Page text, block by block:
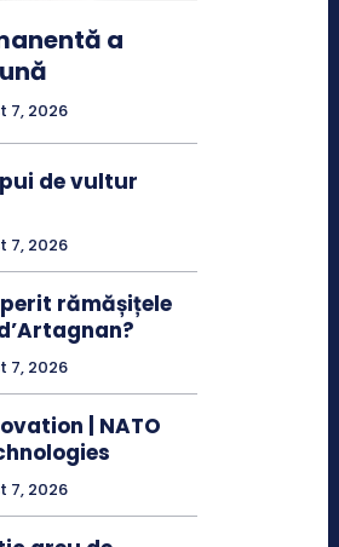
a
7, 2026
de vultur
7, 2026
rămășițele
7, 2026
| NATO
7, 2026